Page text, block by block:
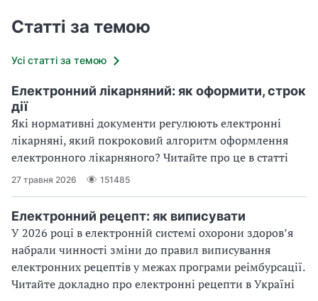
Статті за темою
Усі статті за темою
Електронний лікарняний: як оформити, строк
дії
Які нормативні документи регулюють електронні
лікарняні, який покроковий алгоритм оформлення
електронного лікарняного? Читайте про це в статті
27 травня 2026 151485
Електронний рецепт: як виписувати
У 2026 році в електронній системі охорони здоровʼя
набрали чинності зміни до правил виписування
електронних рецептів у межах програми реімбурсації.
Читайте докладно про електронні рецепти в Україні